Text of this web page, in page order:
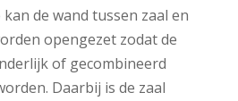
de wand tussen zaal en
opengezet zodat de
of gecombineerd
Daarbij is de zaal